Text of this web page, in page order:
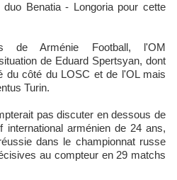
Benatia - Longoria pour cette
de Arménie Football, l'OM
de Eduard Spertsyan, dont
du côté du LOSC et de l'OL mais
Turin.
pas discuter en dessous de
international arménien de 24 ans,
dans le championnat russe
au compteur en 29 matchs